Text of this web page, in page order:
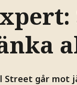
Street går mot